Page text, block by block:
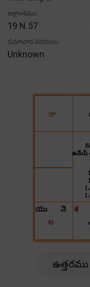
అక్షాంశము:
19 N 57
సమాచార వనరులు:
Unknown
ఉత్తరము